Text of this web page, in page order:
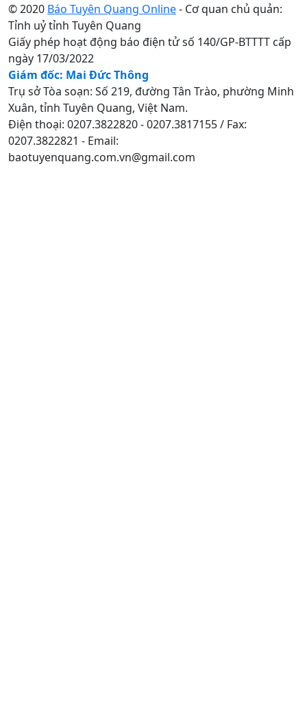
© 2020 Báo Tuyên Quang Online- Cơ quan chủ quản:
Tỉnh uỷ tỉnh Tuyên Quang
Giấy phép hoạt động báo điện tử số 140/GP-BTTTT cấp
ngày 17/03/2022
Giám đốc: Mai Đức Thông
Trụ sở Tòa soạn: Số 219, đường Tân Trào, phường Minh
Xuân, tỉnh Tuyên Quang, Việt Nam.
Điện thoại: 0207.3822820 - 0207.3817155 / Fax:
0207.3822821 - Email:
baotuyenquang.com.vn@gmail.com